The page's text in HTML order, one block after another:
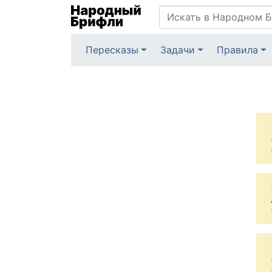
Пересказы Задачи Правила